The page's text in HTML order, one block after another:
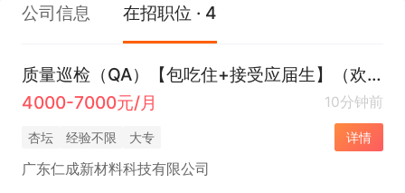
公司信息 在招职位 · 4
质量巡检（QA）【包吃住+接受应届生】（欢迎咨询！）
4000-7000元/月
10分钟前
杏坛 经验不限 大专 详情
广东仁成新材料科技有限公司